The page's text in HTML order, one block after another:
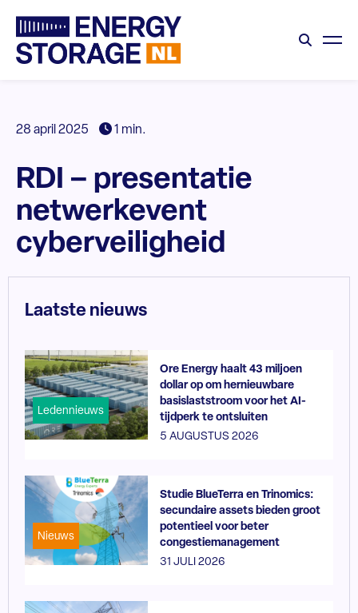
28 april 2025 1 min.
RDI – presentatie
netwerkevent
cyberveiligheid
Laatste nieuws
Ledennieuws
Ore Energy haalt 43 miljoen
dollar op om hernieuwbare
basislaststroom voor het AI-
tijdperk te ontsluiten
5 AUGUSTUS 2026
Nieuws
Studie BlueTerra en Trinomics:
secundaire assets bieden groot
potentieel voor beter
congestiemanagement
31 JULI 2026